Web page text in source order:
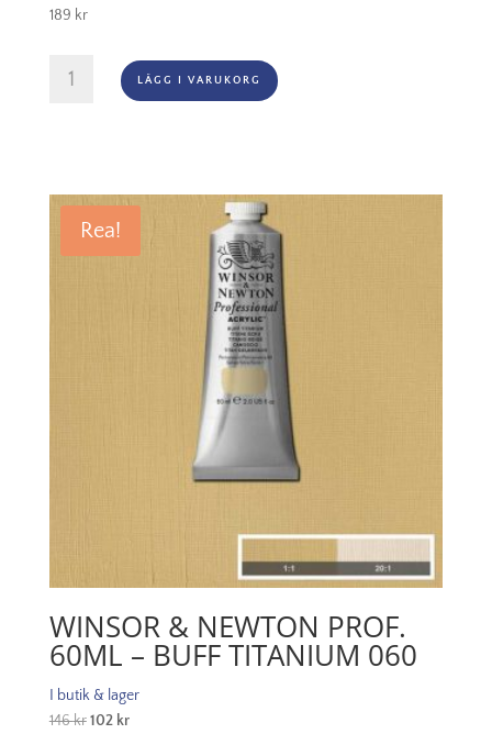
189 kr
-
Yellow
LÄGG I VARUKORG
Rea!
WINSOR & NEWTON PROF.
60ML – BUFF TITANIUM 060
I butik & lager
146kr Det
102 krDet